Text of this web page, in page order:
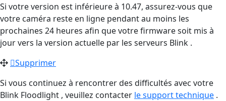
Si votre version est inférieure à 10.47, assurez-vous que
votre caméra reste en ligne pendant au moins les
prochaines 24 heures afin que votre firmware soit mis à
jour vers la version actuelle par les serveurs Blink .
Supprimer
Si vous continuez à rencontrer des difficultés avec votre
Blink Floodlight , veuillez contacter le support technique .